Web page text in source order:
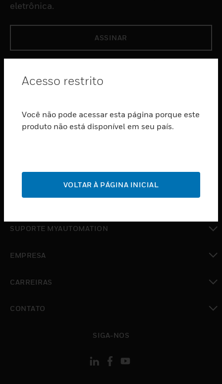
eletrônica.
ASSINAR
toggle view
toggle view
SERVIÇOS
SUPORTE
toggle view
toggle view
SUPORTE MYAUTOMATION
EMPRESA
CARREIRAS
CONTATO
SIGA-NOS
Acesso restrito
Você não pode acessar esta página porque este
produto não está disponível em seu país.
VOLTAR À PÁGINA INICIAL